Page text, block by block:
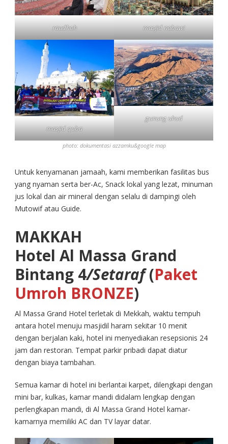
raudhoh masjid nabawi
masjid quba
gunung uhud
photo: dokumentasi azzamku&google map
Untuk kenyamanan jamaah, kami memberikan fasilitas bus
yang nyaman serta ber-Ac, Snack lokal yang lezat, minuman
jus lokal dan air mineral dengan selalu di dampingi oleh
Mutowif atau Guide.
MAKKAH
Hotel Al Massa Grand
Bintang 4/Setaraf (Paket
Umroh BRONZE)
Al Massa Grand Hotel terletak di Mekkah, waktu tempuh
antara hotel menuju masjidil haram sekitar 10 menit
dengan berjalan kaki, hotel ini menyediakan resepsionis 24
jam dan restoran. Tempat parkir pribadi dapat diatur
dengan biaya tambahan.
Semua kamar di hotel ini berlantai karpet, dilengkapi dengan
mini bar, kulkas, kamar mandi didalam lengkap dengan
perlengkapan mandi, di Al Massa Grand Hotel kamar-
kamarnya memiliki AC dan TV layar datar.